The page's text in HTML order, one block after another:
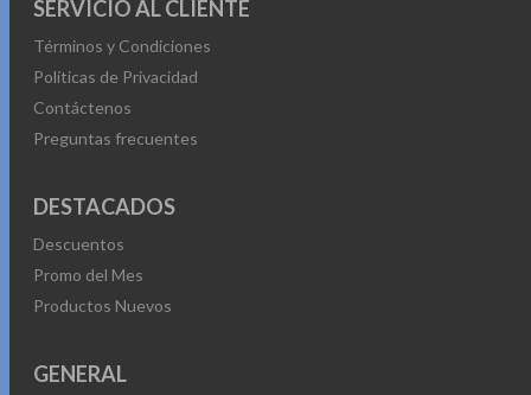
SERVICIO AL CLIENTE
Términos y Condiciones
Políticas de Privacidad
Contáctenos
Preguntas frecuentes
DESTACADOS
Descuentos
Promo del Mes
Productos Nuevos
GENERAL